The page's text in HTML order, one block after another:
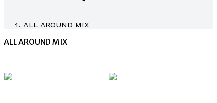
ALL AROUND MIX
ALL AROUND MIX